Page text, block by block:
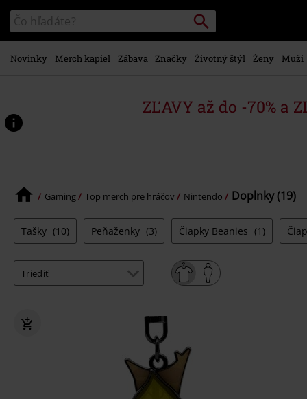
na
hlavný
obsah
Katalóg
vyhľadávania
Vyhľadávanie
Novinky Merch kapiel Zábava Značky Životný štýl Ženy Muži
ZĽAVY až do -70% a
Gaming Top merch pre hráčov Nintendo Doplnky (19)
Tašky (10) Peňaženky (3) Čiapky Beanies (1)